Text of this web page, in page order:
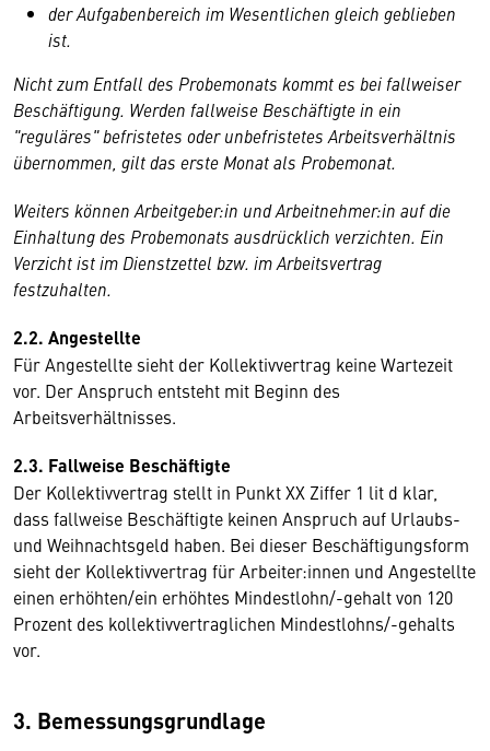
der Aufgabenbereich im Wesentlichen gleich geblieben
ist.
Nicht zum Entfall des Probemonats kommt es bei fallweiser
Beschäftigung. Werden fallweise Beschäftigte in ein
"reguläres" befristetes oder unbefristetes Arbeitsverhältnis
übernommen, gilt das erste Monat als Probemonat.
Weiters können Arbeitgeber:in und Arbeitnehmer:in auf die
Einhaltung des Probemonats ausdrücklich verzichten. Ein
Verzicht ist im Dienstzettel bzw. im Arbeitsvertrag
festzuhalten.
2.2. Angestellte
Für Angestellte sieht der Kollektivvertrag keine Wartezeit
vor. Der Anspruch entsteht mit Beginn des
Arbeitsverhältnisses.
2.3. Fallweise Beschäftigte
Der Kollektivvertrag stellt in Punkt XX Ziffer 1 lit d klar,
dass fallweise Beschäftigte keinen Anspruch auf Urlaubs-
und Weihnachtsgeld haben. Bei dieser Beschäftigungsform
sieht der Kollektivvertrag für Arbeiter:innen und Angestellte
einen erhöhten/ein erhöhtes Mindestlohn/-gehalt von 120
Prozent des kollektivvertraglichen Mindestlohns/-gehalts
vor.
3. Bemessungsgrundlage